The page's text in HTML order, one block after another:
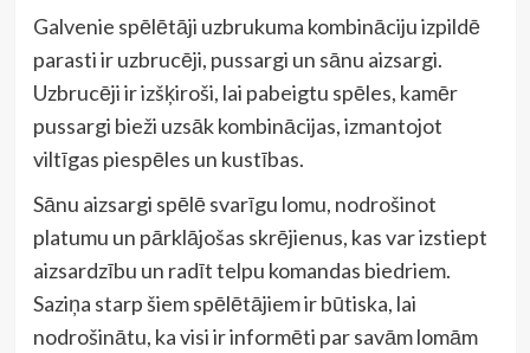
Galvenie spēlētāji uzbrukuma kombināciju izpildē
parasti ir uzbrucēji, pussargi un sānu aizsargi.
Uzbrucēji ir izšķiroši, lai pabeigtu spēles, kamēr
pussargi bieži uzsāk kombinācijas, izmantojot
viltīgas piespēles un kustības.
Sānu aizsargi spēlē svarīgu lomu, nodrošinot
platumu un pārklājošas skrējienus, kas var izstiept
aizsardzību un radīt telpu komandas biedriem.
Saziņa starp šiem spēlētājiem ir būtiska, lai
nodrošinātu, ka visi ir informēti par savām lomām